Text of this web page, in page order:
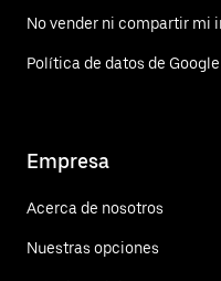
No vender ni compartir mi
Política de datos de Google
Empresa
Acerca de nosotros
Nuestras opciones